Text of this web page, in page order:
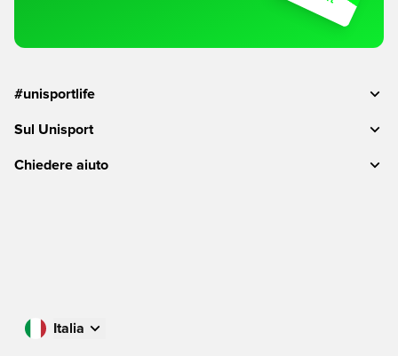
#unisportlife
Sul Unisport
Chiedere aiuto
Italia